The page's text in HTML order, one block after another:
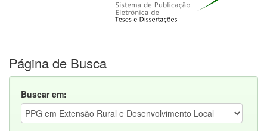
Página de Busca
Buscar em: